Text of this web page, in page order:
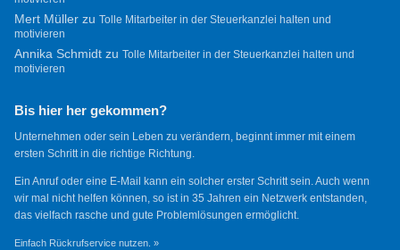
Mert Müllerzu Tolle Mitarbeiter in der Steuerkanzlei halten und
motivieren
Annika Schmidtzu Tolle Mitarbeiter in der Steuerkanzlei halten und
motivieren
Bis hier her gekommen?
Unternehmen oder sein Leben zu verändern, beginnt immer mit einem
ersten Schritt in die richtige Richtung.
Ein Anruf oder eine E-Mail kann ein solcher erster Schritt sein. Auch wenn
wir mal nicht helfen können, so ist in 35 Jahren ein Netzwerk entstanden,
das vielfach rasche und gute Problemlösungen ermöglicht.
Einfach Rückrufservice nutzen. »